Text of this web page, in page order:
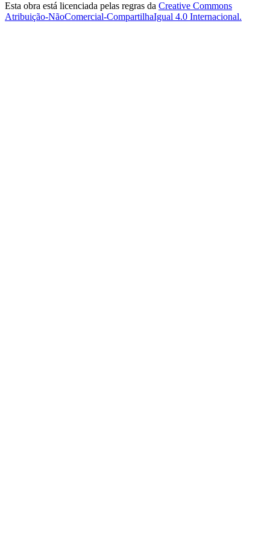
Esta obra está licenciada pelas regras da Creative Commons
Atribuição-NãoComercial-CompartilhaIgual 4.0 Internacional.